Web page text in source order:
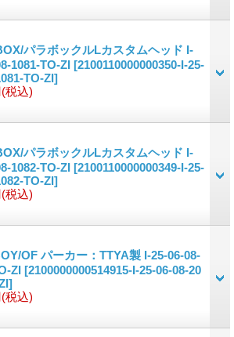
パラボックルLカスタムヘッド I-
1081-TO-ZI [2100110000000350-I-25-
TO-ZI]
(税込)
パラボックルLカスタムヘッド I-
1082-TO-ZI [2100110000000349-I-25-
TO-ZI]
(税込)
OF パーカー：TTYA製 I-25-06-08-
ZI [2100000000514915-I-25-06-08-20
(税込)